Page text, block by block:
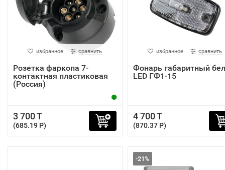
избранное сравнить
Розетка фаркопа 7-
контактная пластиковая
(Россия)
3 700 T
(685.19 P)
избранное сравнить
Фонарь габаритный
LED ГФ1-15
4 700 T
(870.37 P)
-21%